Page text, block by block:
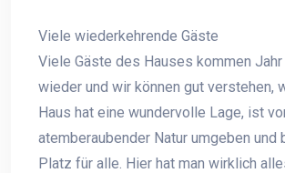
Viele wiederkehrende Gäste
Viele Gäste des Hauses kommen
wieder und wir können gut verstehen,
Haus hat eine wundervolle Lage, ist
atemberaubender Natur umgeben und
Platz für alle. Hier hat man wirklich